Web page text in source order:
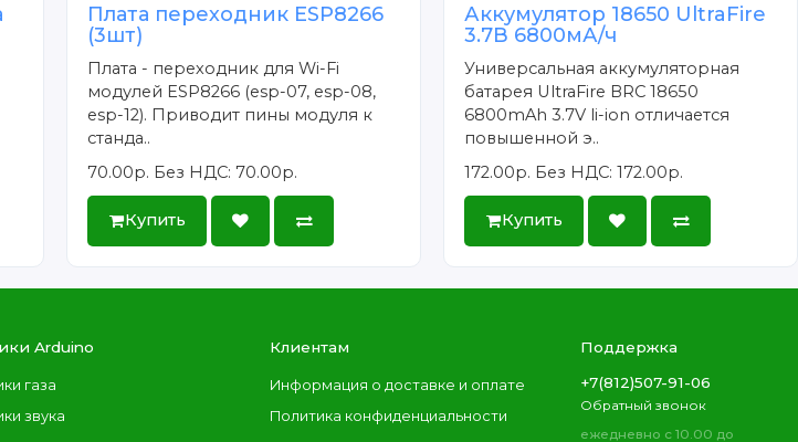
Плата переходник ESP8266
(3шт)
Плата - переходник для Wi-Fi
модулей ESP8266 (esp-07, esp-08,
esp-12). Приводит пины модуля к
станда..
70.00р. Без НДС: 70.00р.
Купить
Аккумулятор 18650 UltraFire
3.7В 6800мА/ч
Универсальная аккумуляторная
батарея UltraFire BRC 18650
6800mAh 3.7V li-ion отличается
повышенной э..
172.00р. Без НДС: 172.00р.
Купить
Arduino
газа
звука
Клиентам
Информация о доставке и оплате
Политика конфиденциальности
Поддержка
+7(812)507-91-06
Обратный звонок
ежедневно с 10.00 до